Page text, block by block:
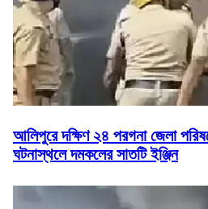
আলিপুরে দক্ষিণ ২৪ পরগনা জেলা
ঘটনাস্থলে দমকলের সাতটি ইঞ্জিন